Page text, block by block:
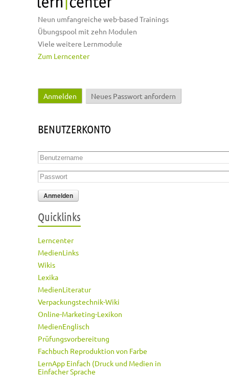
Neun umfangreiche web-based Trainings
Übungspool mit zehn Modulen
Viele weitere Lernmodule
Zum Lerncenter
Haupt-Reiter
Anmelden (aktiver Reiter)
Neues Passwort anfordern
BENUTZERKONTO
Benutzername
Passwort
Quicklinks
Lerncenter
MedienLinks
Wikis
Lexika
MedienLiteratur
Verpackungstechnik-Wiki
Online-Marketing-Lexikon
MedienEnglisch
Prüfungsvorbereitung
Fachbuch Reproduktion von Farbe
LernApp Einfach (Druck und Medien in
Einfacher Sprache